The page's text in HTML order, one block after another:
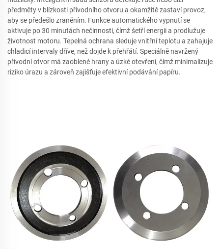
předměty v blízkosti přívodního otvoru a okamžitě zastaví provoz,
aby se předešlo zraněním. Funkce automatického vypnutí se
aktivuje po 30 minutách nečinnosti, čímž šetří energii a prodlužuje
životnost motoru. Tepelná ochrana sleduje vnitřní teplotu a zahajuje
chladicí intervaly dříve, než dojde k přehřátí. Speciálně navržený
přívodní otvor má zaoblené hrany a úzké otevření, čímž minimalizuje
riziko úrazu a zároveň zajišťuje efektivní podávání papíru.